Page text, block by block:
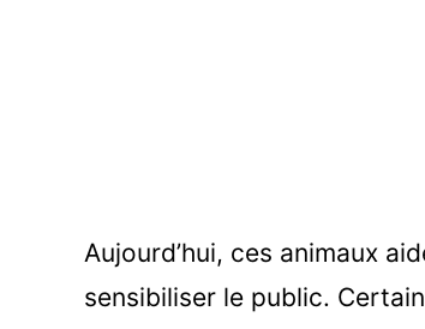
Aujourd’hui, ces animaux
sensibiliser le public.